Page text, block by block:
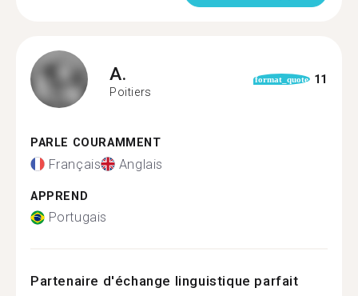
A.
Poitiers
format_quote 11
PARLE COURAMMENT
Français Anglais
APPREND
Portugais
Partenaire d'échange linguistique parfait